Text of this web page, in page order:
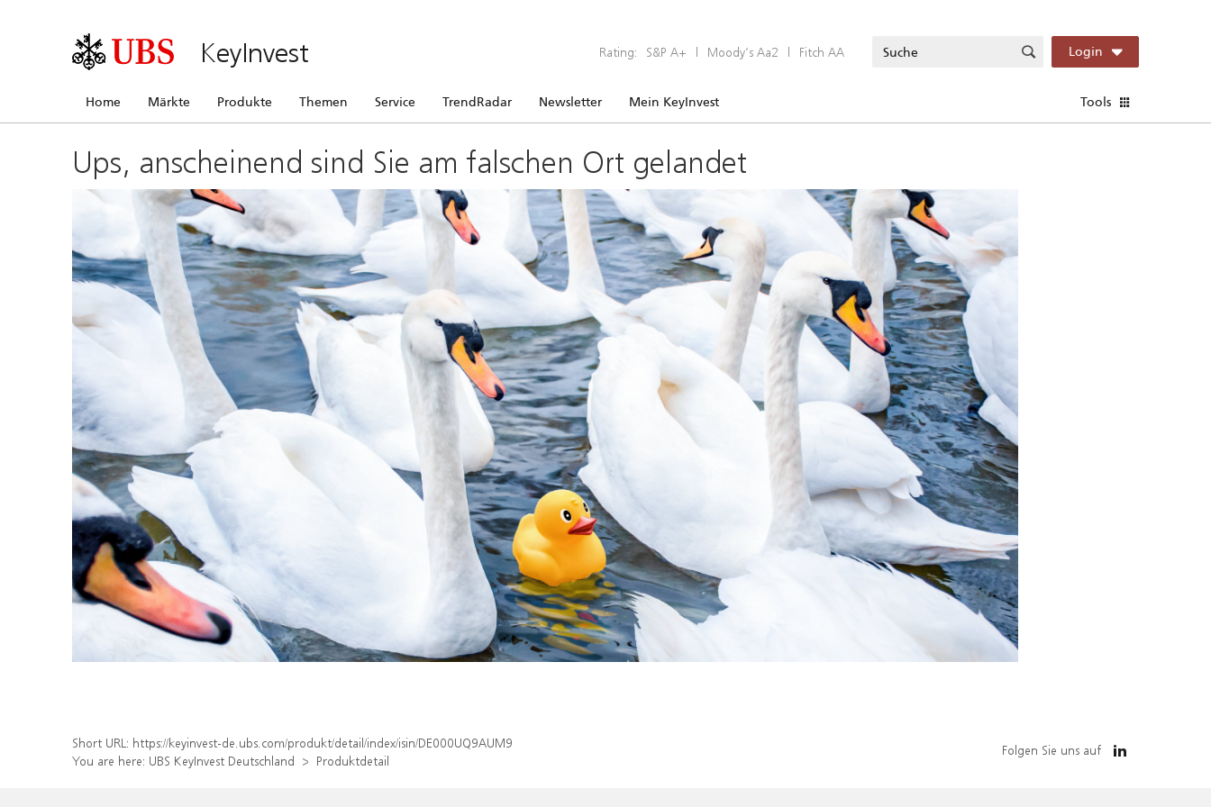
KeyInvest Rating: S&P A+ | Moody’s Aa2 | Fitch AA Login
Home Märkte Produkte Themen Service TrendRadar Newsletter Mein KeyInvest Tools
Ups, anscheinend sind Sie am falschen Ort gelandet
Short URL: https://keyinvest-de.ubs.com/produkt/detail/index/isin/DE000UQ9AUM9
You are here: UBS KeyInvest Deutschland Produktdetail
Folgen Sie uns auf